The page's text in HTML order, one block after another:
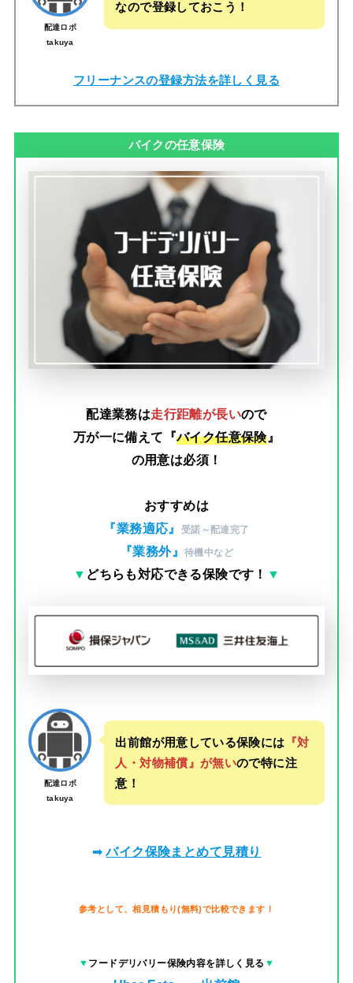
配達ロボ
takuya
なので登録しておこう！
フリーナンスの登録方法を詳しく見る
バイクの任意保険
配達業務は走行距離が長いので
万が一に備えて『バイク任意保険』
の用意は必須！
おすすめは
『業務適応』
受諾～配達完了
『業務外』 待機中など
▼ どちらも対応できる保険です！ ▼
配達ロボ
takuya
出前館が用意している保険には 『対
人・対物補償』が無いので特に注
意！
➡バイク保険まとめて見積り
参考として、相見積もり(無料)で比較できます！
▼ フードデリバリー保険内容を詳しく見る ▼